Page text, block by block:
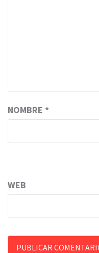
NOMBRE *
WEB